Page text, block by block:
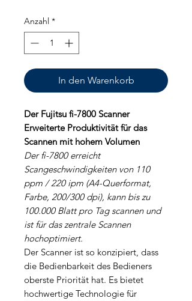
Anzahl *
In den Warenkorb
Der Fujitsu fi-7800 Scanner
Erweiterte Produktivität für das
Scannen mit hohem Volumen
Der fi-7800 erreicht
Scangeschwindigkeiten von 110
ppm / 220 ipm (A4-Querformat,
Farbe, 200/300 dpi), kann bis zu
100.000 Blatt pro Tag scannen und
ist für das zentrale Scannen
hochoptimiert.
Der Scanner ist so konzipiert, dass
die Bedienbarkeit des Bedieners
oberste Priorität hat. Es bietet
hochwertige Technologie für